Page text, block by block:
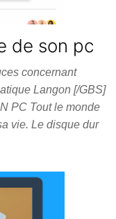
de son pc
concernant
Langon [/GBS]
PC Tout le monde
vie. Le disque dur